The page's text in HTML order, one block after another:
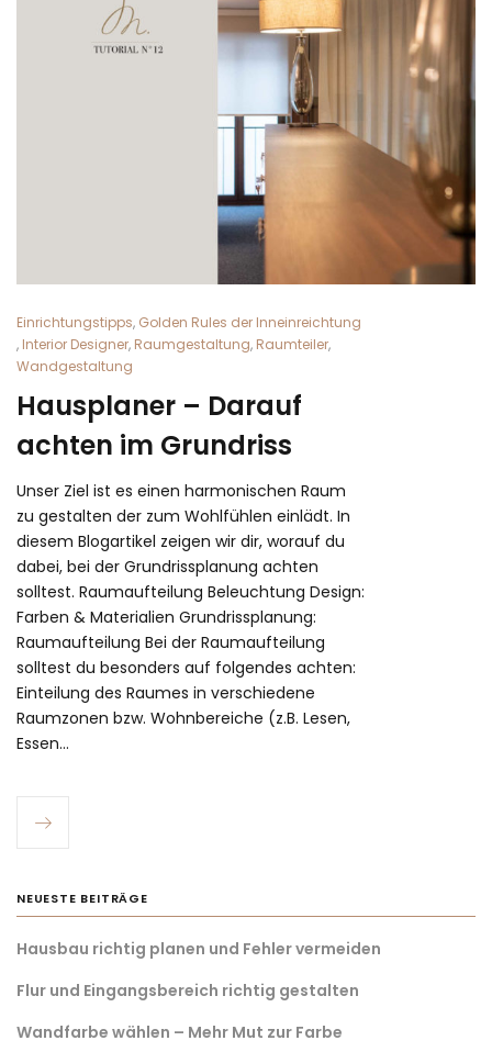
Einrichtungstipps, Golden Rules der Inneinreichtung
, Interior Designer, Raumgestaltung, Raumteiler,
Wandgestaltung
Hausplaner – Darauf
achten im Grundriss
Unser Ziel ist es einen harmonischen Raum
zu gestalten der zum Wohlfühlen einlädt. In
diesem Blogartikel zeigen wir dir, worauf du
dabei, bei der Grundrissplanung achten
solltest. Raumaufteilung Beleuchtung Design:
Farben & Materialien Grundrissplanung:
Raumaufteilung Bei der Raumaufteilung
solltest du besonders auf folgendes achten:
Einteilung des Raumes in verschiedene
Raumzonen bzw. Wohnbereiche (z.B. Lesen,
Essen…
NEUESTE BEITRÄGE
Hausbau richtig planen und Fehler vermeiden
Flur und Eingangsbereich richtig gestalten
Wandfarbe wählen – Mehr Mut zur Farbe